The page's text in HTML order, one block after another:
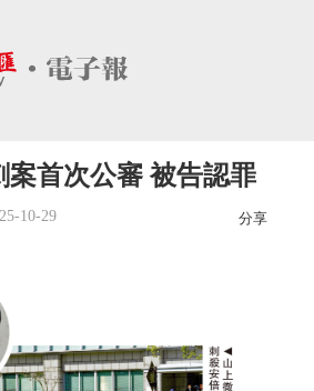
案首次公審 被告認罪
10-29 分享